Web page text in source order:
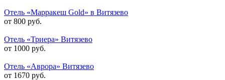
Отель «Марракеш Gold» в Витязево
от 800 руб.
Отель «Триера» Витязево
от 1000 руб.
Отель «Аврора» Витязево
от 1670 руб.